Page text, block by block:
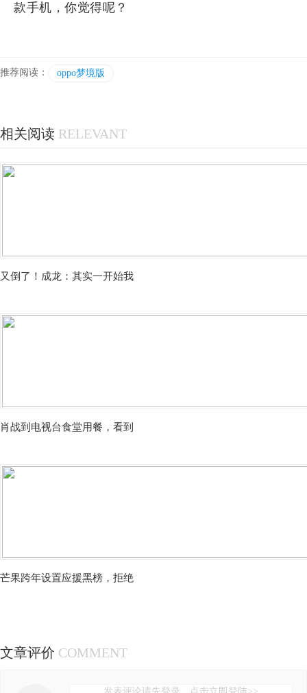
款手机，你觉得呢？
推荐阅读： oppo梦境版
相关阅读 RELEVANT
又倒了！成龙：其实一开始我
肖战到电视台食堂用餐，看到
芒果跨年设置应援黑榜，拒绝
文章评价 COMMENT